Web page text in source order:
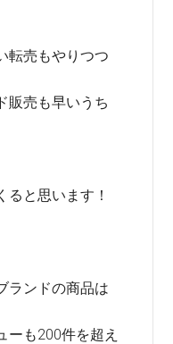
転売もやりつつ
販売も早いうち
ると思います！
ランドの商品は
ーも200件を超え